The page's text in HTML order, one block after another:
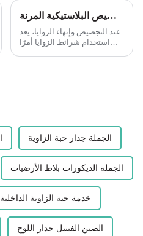
تعدد استخدامات خرزات زوايا التجصيص البلاستيكية المرنة
عند التجصيص وإنهاء الزوايا، يعد
استخدام شرائط الزوايا أمرًا
الجملة جدار حبة الزاوية
الجملة الديكورات بلاط الأرضيات
خدمة حبة الزاوية الداخلية
الصين الفينيل جدار اللوح